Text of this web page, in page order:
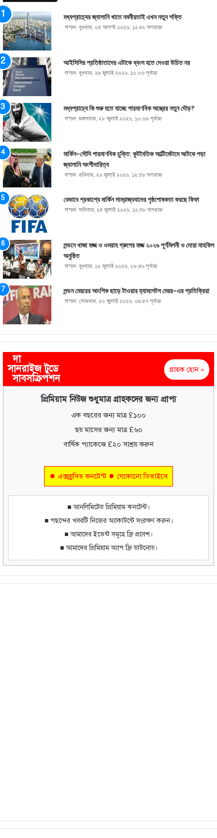
মধ্যপ্রাচ্যের জ্বালানি খাতে নমনীয়তাই এখন নতুন শক্তি
লন্ডন: বুধবার, ০৫ আগস্ট ২০২৬, ১২:৪২ অপরাহ্ণ
আইসিসির প্রতিষ্ঠাতাদের এটাকে ধ্বংস হতে দেওয়া উচিত নয়
লন্ডন: বুধবার, ২৯ জুলাই ২০২৬, ১০:০৬ পূর্বাহ্ণ
মধ্যপ্রাচ্যে কি শুরু হতে যাচ্ছে পারমাণবিক অস্ত্রের নতুন দৌড়?
লন্ডন: মঙ্গলবার, ২৮ জুলাই ২০২৬, ১০:০৯ পূর্বাহ্ণ
মার্কিন-সৌদি পারমাণবিক চুক্তি: কূটনৈতিক আল্টিমেটামে আটকে পড়া
জ্বালানি অংশীদারিত্ব
লন্ডন: রবিবার, ২৬ জুলাই ২০২৬, ১২:৫৮ অপরাহ্ণ
যেভাবে প্রকাশ্যে মার্কিন সাম্রাজ্যবাদের পৃষ্ঠপোষকতা করছে ফিফা
লন্ডন: শনিবার, ২৫ জুলাই ২০২৬, ১২:৫৮ অপরাহ্ণ
লন্ডনে খাজা হজ্জ ও ওমরাহ গ্রুপের হজ্জ ২০২৬ পূর্ণমিলনী ও দোয়া মাহফিল
অনুষ্ঠিত
লন্ডন: বুধবার, ২২ জুলাই ২০২৬, ০৮:৪৬ পূর্বাহ্ণ
লন্ডন মেয়রের আংশিক ছাড়ে টাওয়ার হ্যামলেটস মেয়র-এর প্রতিক্রিয়া
লন্ডন: সোমবার, ২০ জুলাই ২০২৬, ০৯:৪৭ পূর্বাহ্ণ
দা
সানরাইজ টুডে
সাবসক্রিপশন
গ্রাহক হোন »
প্রিমিয়াম নিউজ শুধুমাত্র গ্রাহকদের জন্য প্রাপ্য
এক বছরের জন্য মাত্র £১০০
ছয় মাসের জন্য মাত্র £৬০
বার্ষিক প্যাকেজে £২০ সাশ্রয় করুন
✸ এক্সক্লুসিভ কনটেন্ট ✸ যেকোনো ডিভাইসে
■ আনলিমিটেড প্রিমিয়াম কনটেন্ট।
■ পছন্দের খবরটি নিজের অ্যাকাউন্টে সংরক্ষণ করুন।
■ আমাদের ইভেন্ট সমূহে ফ্রি প্রবেশ।
■ আমাদের প্রিমিয়াম অ্যাপ ফ্রি ডাউনোড।